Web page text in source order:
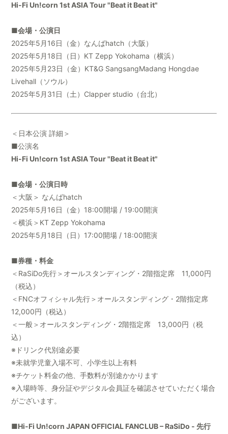
Hi-Fi Un!corn 1st ASIA Tour "Beat it Beat it"
■会場・公演日
2025年5月16日（金）なんばhatch（大阪）
2025年5月18日（日）KT Zepp Yokohama（横浜）
2025年5月23日（金）KT&G SangsangMadang Hongdae
Livehall（ソウル）
2025年5月31日（土）Clapper studio（台北）
＜日本公演 詳細＞
■公演名
Hi-Fi Un!corn 1st ASIA Tour "Beat it Beat it"
■会場・公演日時
＜大阪＞ なんばhatch
2025年5月16日（金）18:00開場 / 19:00開演
＜横浜＞KT Zepp Yokohama
2025年5月18日（日）17:00開場 / 18:00開演
■券種・料金
＜RaSiDo先行＞オールスタンディング・2階指定席 11,000円
（税込）
＜FNCオフィシャル先行＞オールスタンディング・2階指定席
12,000円（税込）
＜一般＞オールスタンディング・2階指定席 13,000円（税
込）
※ドリンク代別途必要
※未就学児童入場不可、小学生以上有料
※チケット料金の他、手数料が別途かかります
※入場時等、身分証やデジタル会員証を確認させていただく場合
がございます。
■Hi-Fi Un!corn JAPAN OFFICIAL FANCLUB – RaSiDo - 先行